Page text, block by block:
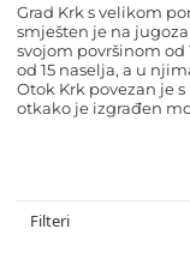
Grad Krk s velikom
smješten je na
svojom površinom od
od 15 naselja, a u
Otok Krk povezan je
otkako je izgrađen
Filteri